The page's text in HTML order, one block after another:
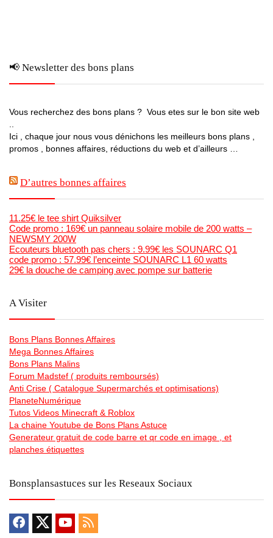
📢 Newsletter des bons plans
Vous recherchez des bons plans ? Vous etes sur le bon site web
..
Ici , chaque jour nous vous dénichons les meilleurs bons plans ,
promos , bonnes affaires, réductions du web et d’ailleurs …
D’autres bonnes affaires
11.25€ le tee shirt Quiksilver
Code promo : 169€ un panneau solaire mobile de 200 watts –
NEWSMY 200W
Ecouteurs bluetooth pas chers : 9.99€ les SOUNARC Q1
code promo : 57.99€ l’enceinte SOUNARC L1 60 watts
29€ la douche de camping avec pompe sur batterie
A Visiter
Bons Plans Bonnes Affaires
Mega Bonnes Affaires
Bons Plans Malins
Forum Madstef ( produits remboursés)
Anti Crise ( Catalogue Supermarchés et optimisations)
PlaneteNumérique
Tutos Videos Minecraft & Roblox
La chaine Youtube de Bons Plans Astuce
Generateur gratuit de code barre et qr code en image , et
planches étiquettes
Bonsplansastuces sur les Reseaux Sociaux